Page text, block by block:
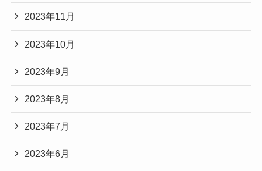
2023年11月
2023年10月
2023年9月
2023年8月
2023年7月
2023年6月